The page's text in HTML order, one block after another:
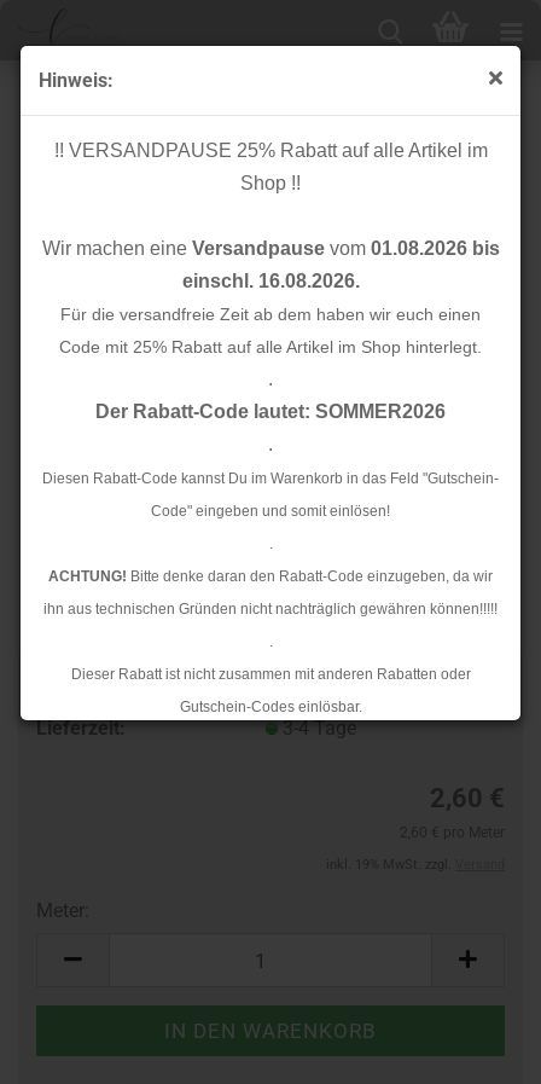
Hinweis:
!! VERSANDPAUSE 25% Rabatt auf alle Artikel im
Shop !!
Wir machen eine Versandpausevom 01.08.2026 bis
einschl. 16.08.2026.
Für die versandfreie Zeit ab dem haben wir euch einen
Code mit 25% Rabatt auf alle Artikel im Shop hinterlegt.
.
Der Rabatt-Code lautet: SOMMER2026
.
Diesen Rabatt-Code kannst Du im Warenkorb in das Feld "Gutschein-
Code" eingeben und somit einlösen!
.
ACHTUNG! Bitte denke daran den Rabatt-Code einzugeben, da wir
ihn aus technischen Gründen nicht nachträglich gewähren können!!!!!
.
Dieser Rabatt ist nicht zusammen mit anderen Rabatten oder
Gutschein-Codes einlösbar.
.
Rückstaus kann es jedoch zu längeren Lieferzeiten kommen.
Bio Flachkordel - 2,0 cm - ortensia/nepal mit Kupfer
Glitzer - A55/76 - Sparkle - Albstoffe - Hamburger Liebe
Lieferzeit:
3-4 Tage
2,60 €
Meter: